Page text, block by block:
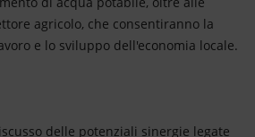
agricolo, che consentiranno la
e lo sviluppo dell'economia locale.
delle potenziali sinergie legate